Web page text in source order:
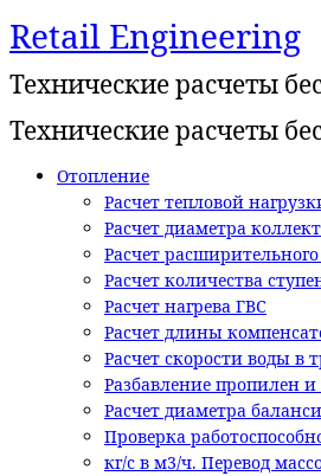
Перейти
к
содержимому
Retail Engineering
Технические расчеты
Технические расчеты
Отопление
Расчет тепловой
Расчет диаметра
Расчет
Расчет количества
Расчет нагрева ГВС
Расчет длины
Расчет скорости воды в
Разбавление пропилен
Расчет диаметра
Проверка
кг/с в м3/ч. Перевод